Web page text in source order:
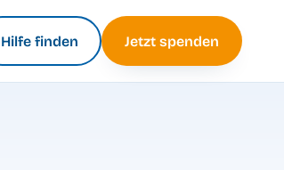
Hilfe finden Jetzt spenden